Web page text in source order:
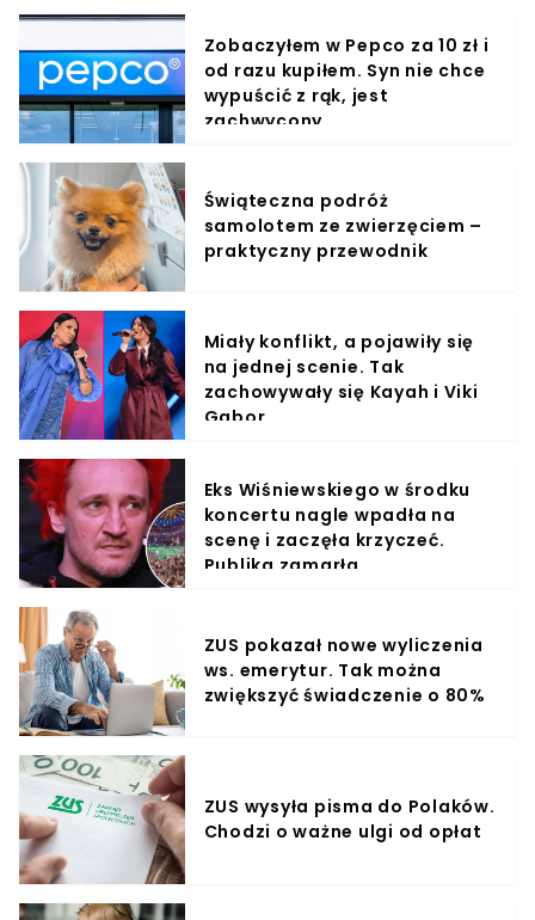
Zobaczyłem w Pepco za 10 zł i
od razu kupiłem. Syn nie chce
wypuścić z rąk, jest
zachwycony
Świąteczna podróż
samolotem ze zwierzęciem –
praktyczny przewodnik
Miały konflikt, a pojawiły się
na jednej scenie. Tak
zachowywały się Kayah i Viki
Gabor
Eks Wiśniewskiego w środku
koncertu nagle wpadła na
scenę i zaczęła krzyczeć.
Publika zamarła
ZUS pokazał nowe wyliczenia
ws. emerytur. Tak można
zwiększyć świadczenie o 80%
ZUS wysyła pisma do Polaków.
Chodzi o ważne ulgi od opłat